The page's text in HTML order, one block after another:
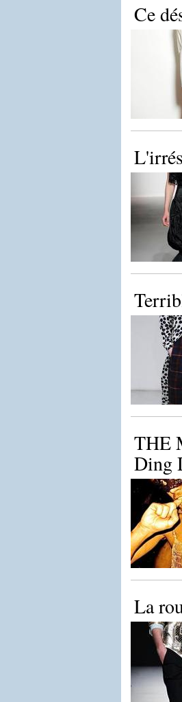
Ce
THE
Ding
La